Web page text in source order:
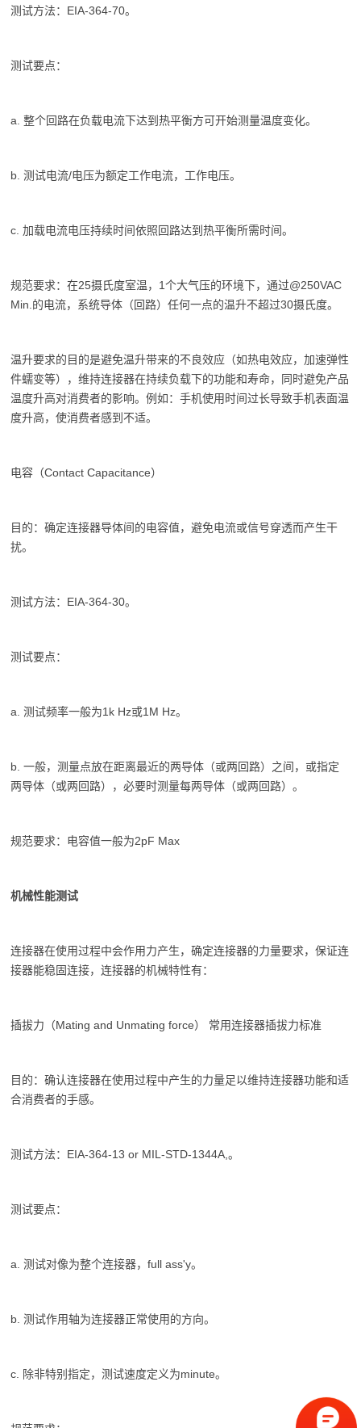
测试方法：EIA-364-70。
测试要点：
a. 整个回路在负载电流下达到热平衡方可开始测量温度变化。
b. 测试电流/电压为额定工作电流，工作电压。
c. 加载电流电压持续时间依照回路达到热平衡所需时间。
规范要求：在25摄氏度室温，1个大气压的环境下，通过@250VAC
Min.的电流，系统导体（回路）任何一点的温升不超过30摄氏度。
温升要求的目的是避免温升带来的不良效应（如热电效应，加速弹性
件蠕变等），维持连接器在持续负载下的功能和寿命，同时避免产品
温度升高对消费者的影响。例如：手机使用时间过长导致手机表面温
度升高，使消费者感到不适。
电容（Contact Capacitance）
目的：确定连接器导体间的电容值，避免电流或信号穿透而产生干
扰。
测试方法：EIA-364-30。
测试要点：
a. 测试频率一般为1k Hz或1M Hz。
b. 一般，测量点放在距离最近的两导体（或两回路）之间，或指定
两导体（或两回路），必要时测量每两导体（或两回路）。
规范要求：电容值一般为2pF Max
机械性能测试
连接器在使用过程中会作用力产生，确定连接器的力量要求，保证连
接器能稳固连接，连接器的机械特性有：
插拔力（Mating and Unmating force） 常用连接器插拔力标准
目的：确认连接器在使用过程中产生的力量足以维持连接器功能和适
合消费者的手感。
测试方法：EIA-364-13 or MIL-STD-1344A,。
测试要点：
a. 测试对像为整个连接器，full ass'y。
b. 测试作用轴为连接器正常使用的方向。
c. 除非特别指定，测试速度定义为minute。